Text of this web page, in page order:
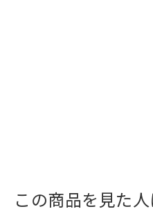
この商品を見た